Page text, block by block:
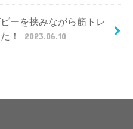
ーを挟みながら筋トレ
！
2023.06.10